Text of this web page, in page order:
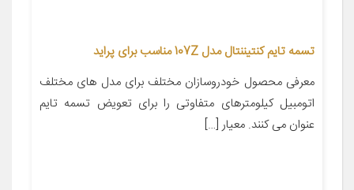
تسمه تایم کنتیننتال مدل 107Z مناسب برای پراید
معرفی محصول خودروسازان مختلف برای مدل های مختلف
اتومبیل کیلومترهای متفاوتی را برای تعویض تسمه تایم
عنوان می کنند. معیار […]